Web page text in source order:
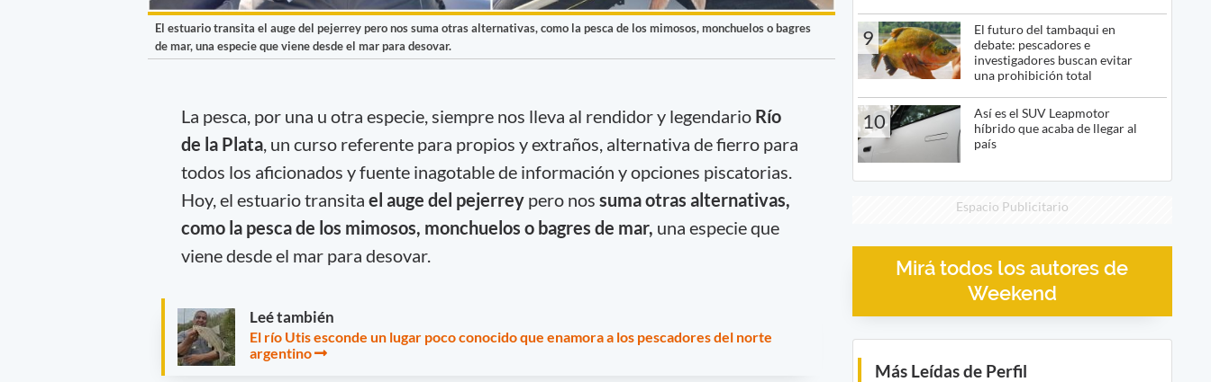
El estuario transita el auge del pejerrey pero nos suma otras alternativas, como la pesca de los mimosos, monchuelos o bagres
de mar, una especie que viene desde el mar para desovar.
La pesca, por una u otra especie, siempre nos lleva al rendidor y legendario Río
de la Plata, un curso referente para propios y extraños, alternativa de fierro para
todos los aficionados y fuente inagotable de información y opciones piscatorias.
Hoy, el estuario transita el auge del pejerreypero nos suma otras alternativas,
como la pesca de los mimosos, monchuelos o bagres de mar, una especie que
viene desde el mar para desovar.
Leé también
El río Utis esconde un lugar poco conocido que enamora a los pescadores del norte
argentino
9
El futuro del tambaqui en
debate: pescadores e
investigadores buscan evitar
una prohibición total
10
Así es el SUV Leapmotor
híbrido que acaba de llegar al
país
Espacio Publicitario
Mirá todos los autores de
Weekend
Más Leídas de Perfil